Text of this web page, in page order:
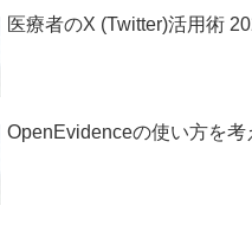
医療者のX (Twitter)活用術
OpenEvidenceの使い方を考